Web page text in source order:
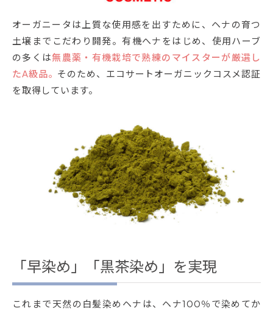
オーガニータは上質な使用感を出すために、ヘナの育つ
土壌までこだわり開発。有機へナをはじめ、使用ハーブ
の多くは無農薬・有機栽培で熟練のマイスターが厳選し
たA級品。 そのため、エコサートオーガニックコスメ認証
を取得しています。
「早染め」「黒茶染め」を実現
これまで天然の白髪染めヘナは、ヘナ100％で染めてか